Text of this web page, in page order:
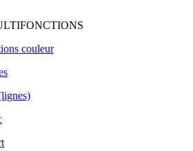
couleur